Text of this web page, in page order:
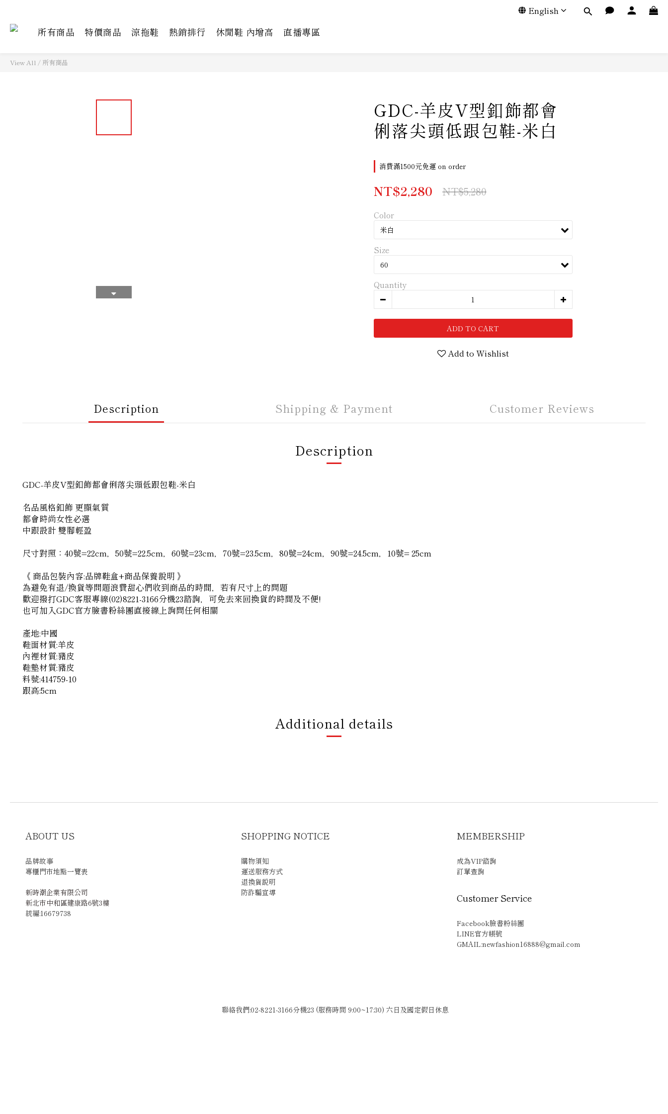
English
所有商品 特價商品 涼拖鞋 熱銷排行 休閒鞋 內增高 直播專區
View All / 所有商品
GDC-羊皮V型釦飾都會
俐落尖頭低跟包鞋-米白
消費滿1500元免運 on order
NT$2,280 NT$5,280
Color
Size
Quantity
ADD TO CART
Add to Wishlist
Description Shipping & Payment Customer Reviews
Description
GDC-羊皮V型釦飾都會俐落尖頭低跟包鞋-米白
名品風格釦飾 更顯氣質
都會時尚女性必選
中跟設計 雙腳輕盈
尺寸對照：40號=22cm，50號=22.5cm，60號=23cm，70號=23.5cm，80號=24cm，90號=24.5cm，10號= 25cm
《 商品包裝內容:品牌鞋盒+商品保養說明 》
為避免有退/換貨等問題浪費甜心們收到商品的時間，若有尺寸上的問題
歡迎撥打GDC客服專線(02)8221-3166分機23諮詢，可免去來回換貨的時間及不便!
也可加入GDC官方臉書粉絲團直接線上詢問任何相關
產地:中國
鞋面材質:羊皮
內裡材質:豬皮
鞋墊材質:豬皮
料號:414759-10
跟高:5cm
Additional details
ABOUT US
品牌故事
專櫃門市地點一覽表
新時潮企業有限公司
新北市中和區建康路6號3樓
統編:16679738
SHOPPING NOTICE
購物須知
運送服務方式
退換貨說明
防詐騙宣導
MEMBERSHIP
成為VIP諮詢
訂單查詢
Customer Service
Facebook臉書粉絲團
LINE官方帳號
GMAIL:newfashion16888@gmail.com
聯絡我們:02-8221-3166分機23 (服務時間 9:00~17:30) 六日及國定假日休息